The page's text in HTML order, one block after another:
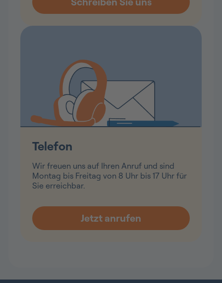
Telefon
Wir freuen uns auf Ihren Anruf und sind
Montag bis Freitag von 8 Uhr bis 17 Uhr für
Sie erreichbar.